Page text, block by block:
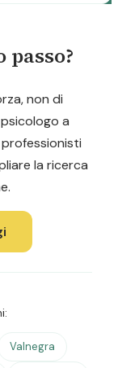
non di
a
la ricerca
Valnegra